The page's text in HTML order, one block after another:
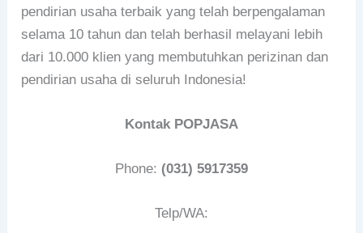
pendirian usaha terbaik yang telah berpengalaman
selama 10 tahun dan telah berhasil melayani lebih
dari 10.000 klien yang membutuhkan perizinan dan
pendirian usaha di seluruh Indonesia!
Kontak POPJASA
Phone: (031) 5917359
Telp/WA: